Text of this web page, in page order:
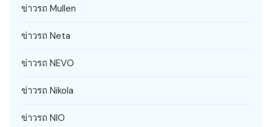
ข่าวรถ Mullen
ข่าวรถ Neta
ข่าวรถ NEVO
ข่าวรถ Nikola
ข่าวรถ NIO